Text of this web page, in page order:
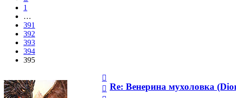
1
…
391
392
393
394
395
Re: Венерина мухоловка
к
началу
Вернуться